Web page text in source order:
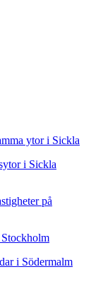
ytor i Sickla
i Sickla
på
i Södermalm